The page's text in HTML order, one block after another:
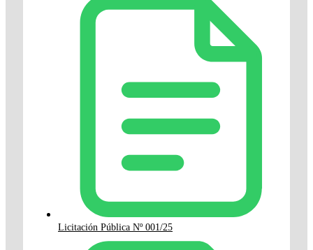
Licitación Pública Nº 001/25